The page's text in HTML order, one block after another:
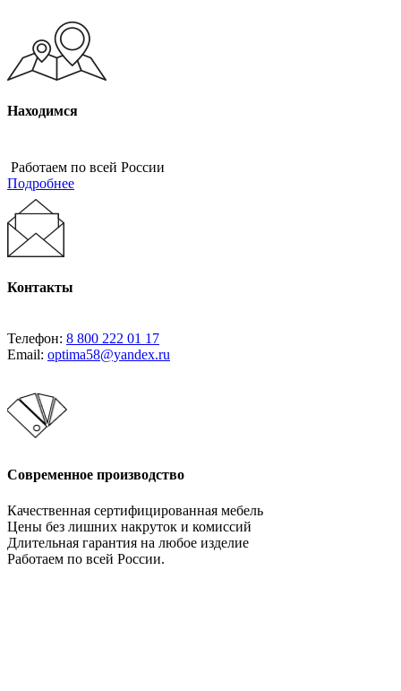
Находимся
Работаем по всей России
Подробнее
Контакты
Телефон: 8 800 222 01 17
Email: optima58@yandex.ru
Современное производство
Качественная сертифицированная мебель
Цены без лишних накруток и комиссий
Длительная гарантия на любое изделие
Работаем по всей России.